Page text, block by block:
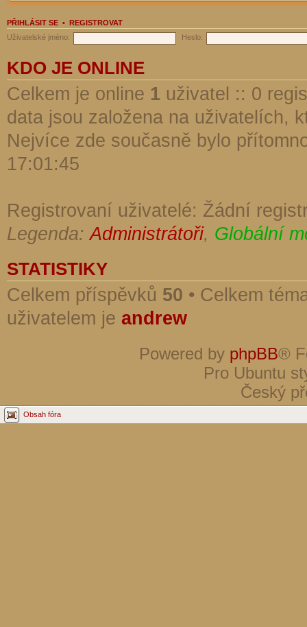
PŘIHLÁSIT SE • REGISTROVAT
Uživatelské jméno:
Heslo:
KDO JE ONLINE
Celkem je online 1 uživatel :: 0
data jsou založena na uživatelích,
Nejvíce zde současně bylo
17:01:45
Registrovaní uživatelé: Žádní
Legenda:Administrátoři, Globální
STATISTIKY
Celkem příspěvků 50 • Celkem
uživatelem je andrew
Powered by phpBB®
Pro Ubuntu
Český
Obsah fóra